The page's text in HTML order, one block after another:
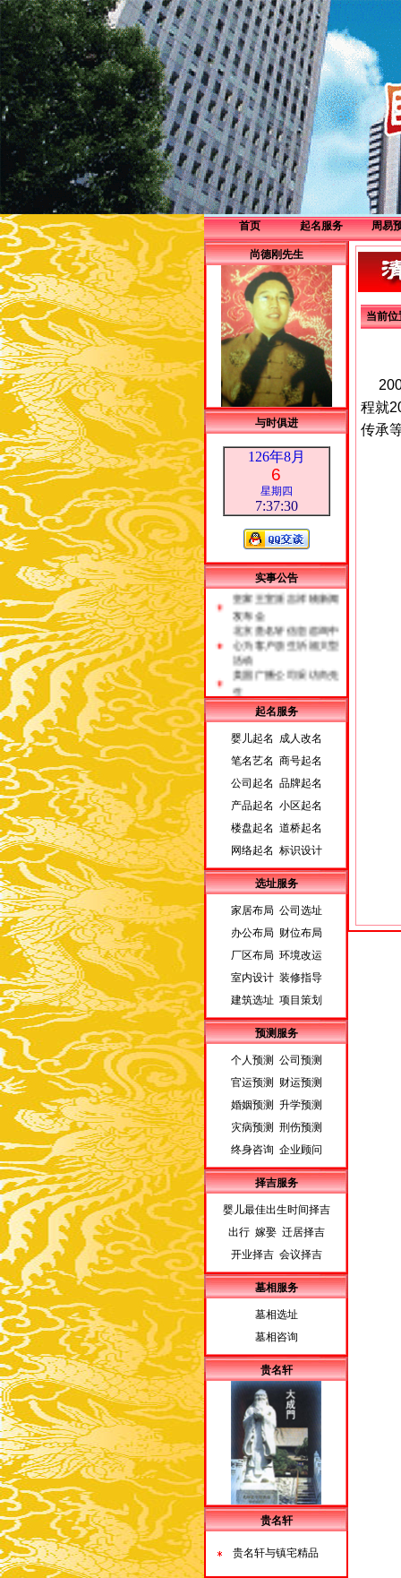
首页 起名服务
企业服务
个人服务
周易
尚德刚先生
与时俱进
126年8月
6
星期四
7:37:31
实事公告
荣誉客户
皇家王室派吉祥物新闻
发布会
北京贵名轩信息咨询中
心为客户放生祈福大型
活动
美国广播公司采访尚先
生
起名服务
婴儿起名 成人改名
笔名艺名 商号起名
公司起名 品牌起名
产品起名 小区起名
楼盘起名 道桥起名
网络起名 标识设计
选址服务
家居布局 公司选址
办公布局 财位布局
厂区布局 环境改运
室内设计 装修指导
建筑选址 项目策划
预测服务
个人预测 公司预测
官运预测 财运预测
婚姻预测 升学预测
灾病预测 刑伤预测
终身咨询 企业顾问
择吉服务
婴儿最佳出生时间择吉
出行 嫁娶 迁居择吉
开业择吉 会议择吉
墓相服务
墓相选址
墓相咨询
贵名轩
贵名轩
贵名轩与镇宅精品
当前位
程就
传承